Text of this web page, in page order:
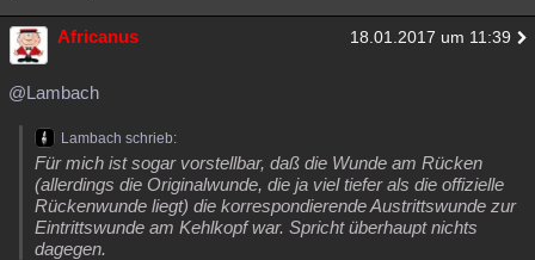
Africanus 18.01.2017 um 11:39
@Lambach
Lambach schrieb:
Für mich ist sogar vorstellbar, daß die Wunde am Rücken
(allerdings die Originalwunde, die ja viel tiefer als die offizielle
Rückenwunde liegt) die korrespondierende Austrittswunde zur
Eintrittswunde am Kehlkopf war. Spricht überhaupt nichts
dagegen.